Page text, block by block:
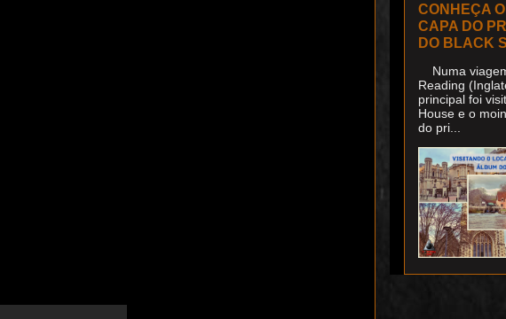
CONHEÇA
CAPA DO
DO BLACK
Numa
Reading
principal foi
House e o
do pri...